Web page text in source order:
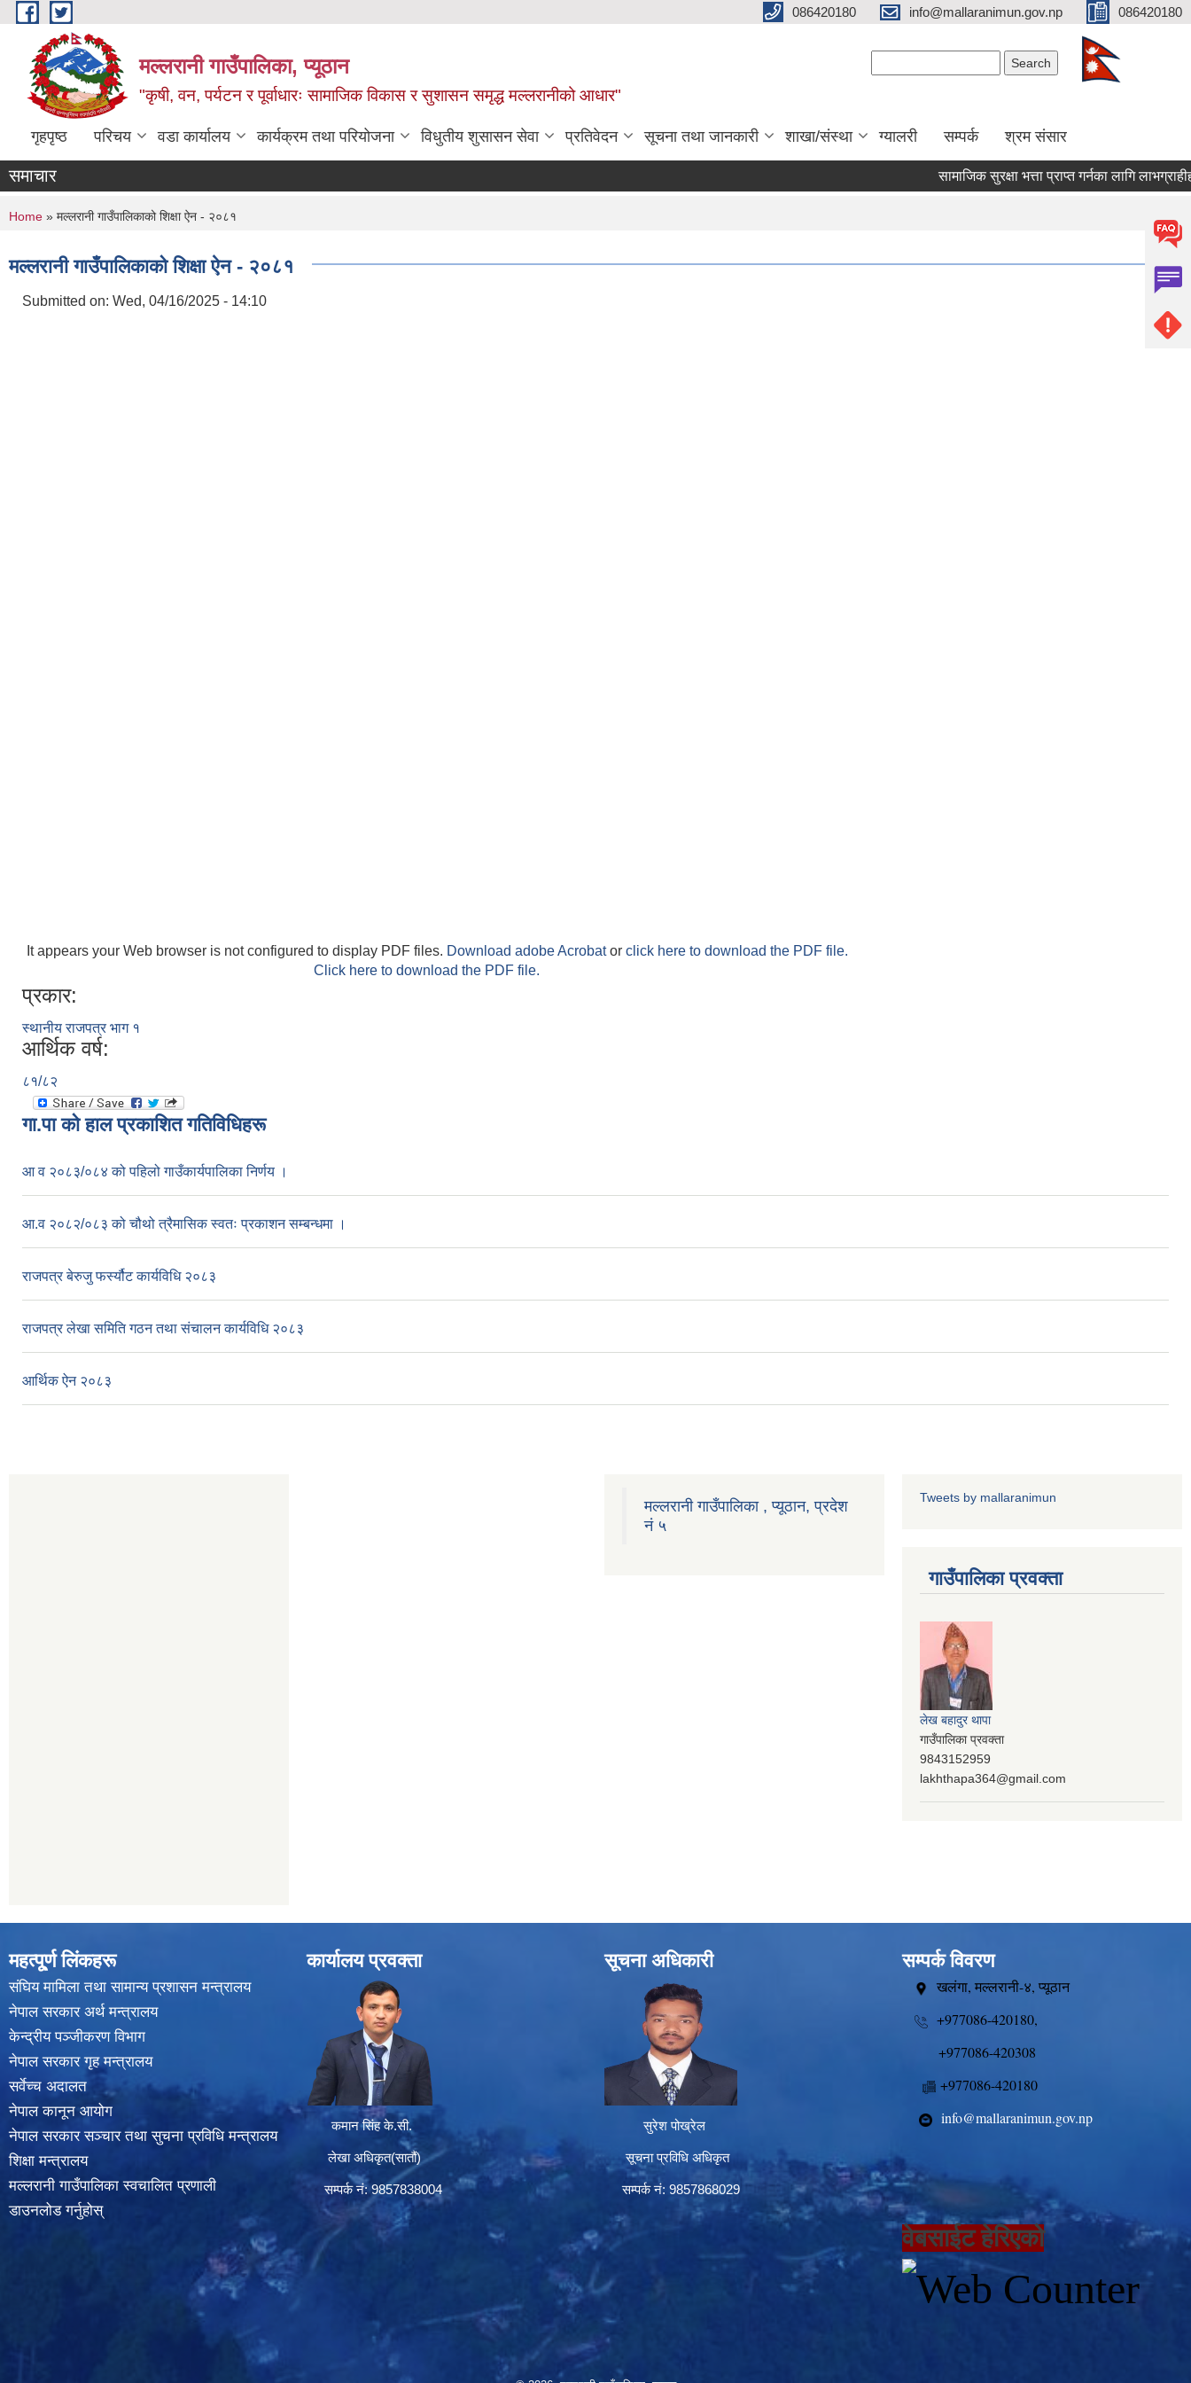
Skip to main content 086420180 info@mallaranimun.gov.np 086420180
मल्लरानी गाउँपालिका, प्यूठान
"कृषी, वन, पर्यटन र पूर्वाधारः सामाजिक विकास र सुशासन समृद्ध मल्लरानीको आधार"
गृहपृष्ठ परिचय वडा कार्यालय कार्यक्रम तथा परियोजना विधुतीय शुसासन सेवा प्रतिवेदन सूचना तथा जानकारी शाखा/संस्था ग्यालरी सम्पर्क श्रम संसार
समाचार सामाजिक सुरक्षा भत्ता प्राप्त गर्नका लागि
You are here
Home » मल्लरानी गाउँपालिकाको शिक्षा ऐन - २०८१
मल्लरानी गाउँपालिकाको शिक्षा ऐन - २०८१
Submitted on: Wed, 04/16/2025 - 14:10
It appears your Web browser is not configured to display PDF files. Download adobe Acrobator click here to download the PDF file.
Click here to download the PDF file.
प्रकार:
स्थानीय राजपत्र भाग १
आर्थिक वर्ष:
८१/८२
गा.पा काे हाल प्रकाशित गतिविधिहरू
आ व २०८३/०८४ को पहिलो गाउँकार्यपालिका निर्णय ।
आ.व २०८२/०८३ को चौथो त्रैमासिक स्वतः प्रकाशन सम्बन्धमा ।
राजपत्र बेरुजु फर्स्यौट कार्यविधि २०८३
राजपत्र लेखा समिति गठन तथा संचालन कार्यविधि २०८३
आर्थिक ऐन २०८३
मल्लरानी गाउँपालिका , प्यूठान, प्रदेश
नं ५
Tweets by mallaranimun
गाउँपालिका प्रवक्ता
लेख बहादुर थापा
गाउँपालिका प्रवक्ता
9843152959
lakhthapa364@gmail.com
महत्पू्र्ण लिंकहरू
संघिय मामिला तथा सामान्य प्रशासन मन्त्रालय
नेपाल सरकार अर्थ मन्त्रालय
केन्द्रीय पञ्जीकरण विभाग
नेपाल सरकार गृह मन्त्रालय
सर्वेच्च अदालत
नेपाल कानून आयोग
नेपाल सरकार सञ्चार तथा सुचना प्रविधि मन्त्रालय
शिक्षा मन्त्रालय
मल्लरानी गाउँपालिका स्वचालित प्रणाली
डाउनलोड गर्नुहोस्
कार्यालय प्रवक्ता
कमान सिंह के.सी.
लेखा अधिकृत(सातौं)
सम्पर्क न‌ं: 9857838004
सूचना अधिकारी
सुरेश पोख्रेल
सूचना प्रविधि अधिकृत
सम्पर्क नं: 9857868029
सम्पर्क विवरण
खलंगा, मल्लरानी-४, प्यूठान
+977086-420180,
+977086-420308
+977086-420180
info@mallaranimun.gov.np
वेबसाईट हेरिएको